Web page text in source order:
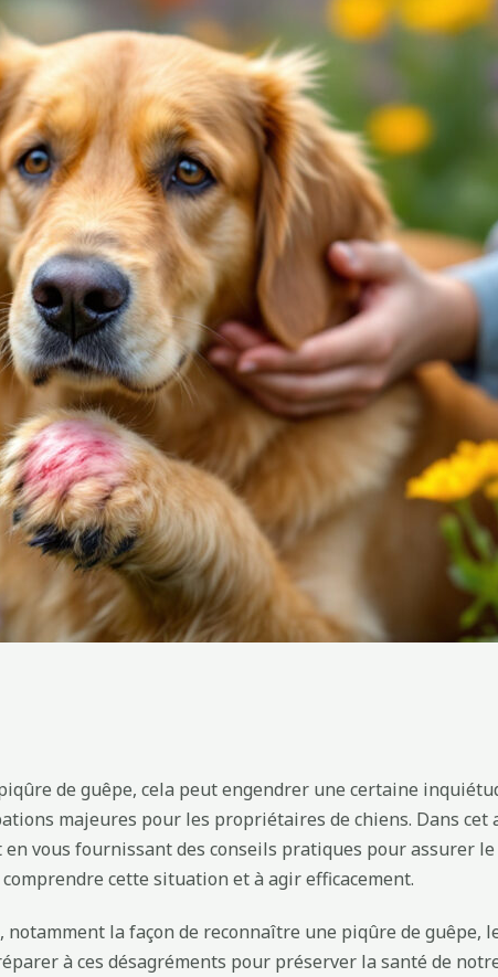
de guêpe, cela peut engendrer une certaine
majeures pour les propriétaires de chiens. Dans
vous fournissant des conseils pratiques pour assurer
cette situation et à agir efficacement.
la façon de reconnaître une piqûre de
à ces désagréments pour préserver la santé de